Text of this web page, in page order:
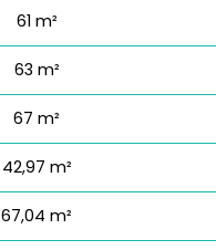
61 m²
63 m²
67 m²
42,97 m²
67,04 m²